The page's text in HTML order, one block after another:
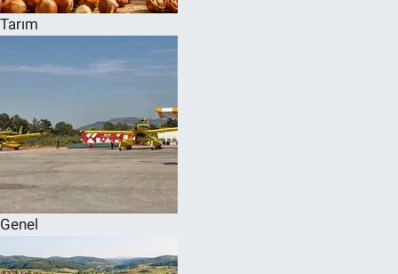
Tarım
Genel